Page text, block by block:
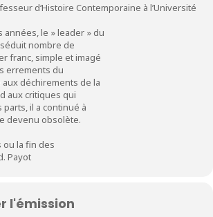
d‘Histoire Contemporaine à l’Université
le » leader » du
nombre de
franc, simple et imagé
errements du
déchirements de la
aux critiques qui
il a continué à
devenu obsolète.
ou la fin des
Payot
l'émission